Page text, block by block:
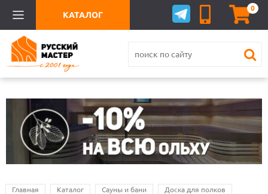
0
КАТАЛОГ
Главная Каталог Сауны и бани Доска для полков